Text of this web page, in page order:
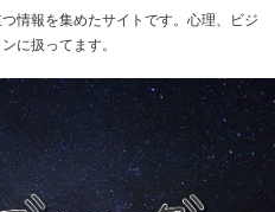
情報を集めたサイトです。心理、ビジ
に扱ってます。